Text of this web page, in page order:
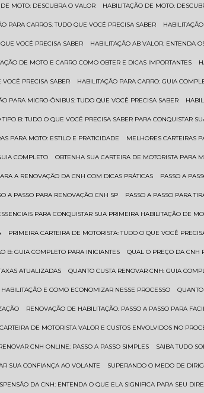
DE MOTO: DESCUBRA O VALOR HABILITAÇÃO DE MOTO:
PARA CARROS: TUDO QUE VOCÊ PRECISA SABER
QUE VOCÊ PRECISA SABER HABILITAÇÃO AB VALOR: ENTENDA
DE MOTO E CARRO COMO OBTER E DICAS IMPORTANTES
VOCÊ PRECISA SABER HABILITAÇÃO PARA CARRO: GUIA
PARA MICRO-ÔNIBUS: TUDO QUE VOCÊ PRECISA SABER
TIPO B: TUDO O QUE VOCÊ PRECISA SABER PARA CONQUISTAR
PARA MOTO: ESTILO E PRATICIDADE MELHORES CARTEIRAS
COMPLETO OBTENHA SUA CARTEIRA DE MOTORISTA PARA
A RENOVAÇÃO DA CNH COM DICAS PRÁTICAS PASSO A
A PASSO PARA RENOVAÇÃO CNH SP PASSO A PASSO PARA
ESSENCIAIS PARA CONQUISTAR SUA PRIMEIRA HABILITAÇÃO DE
PRIMEIRA CARTEIRA DE MOTORISTA: TUDO O QUE VOCÊ
B: GUIA COMPLETO PARA INICIANTES QUAL O PREÇO DA
ATUALIZADAS QUANTO CUSTA RENOVAR CNH: GUIA
HABILITAÇÃO E COMO ECONOMIZAR NESSE PROCESSO
RENOVAÇÃO DE HABILITAÇÃO: PASSO A PASSO PARA
CARTEIRA DE MOTORISTA VALOR E CUSTOS ENVOLVIDOS NO
RENOVAR CNH ONLINE: PASSO A PASSO SIMPLES SAIBA TUDO
SUA CONFIANÇA AO VOLANTE SUPERANDO O MEDO DE
DA CNH: ENTENDA O QUE ELA SIGNIFICA PARA SEU